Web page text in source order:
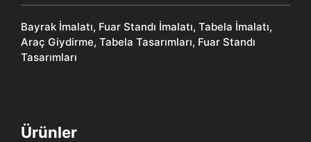
Bayrak İmalatı, Fuar Standı İmalatı, Tabela İmalatı,
Araç Giydirme, Tabela Tasarımları, Fuar Standı
Tasarımları
Ürünler